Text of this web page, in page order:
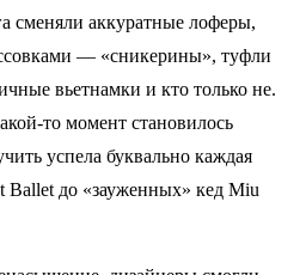
сменяли аккуратные лоферы,
— «сникерины», туфли
вьетнамки и кто только не.
то момент становилось
успела буквально каждая
Ballet до «зауженных» кед Miu